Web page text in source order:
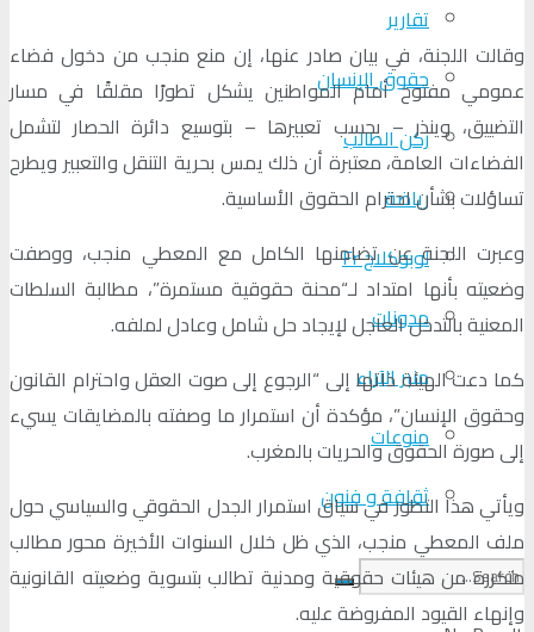
تقارير
حقوق الإنسان
ركن الطالب
رياضة
لوبوكلاج Fr
مدونات
منبر الآراء
منوعات
ثقافة و فنون
وقالت اللجنة، في بيان صادر عنها، إن منع منجب من دخول فضاء
عمومي مفتوح أمام المواطنين يشكل تطورًا مقلقًا في مسار
التضييق، وينذر – بحسب تعبيرها – بتوسيع دائرة الحصار لتشمل
الفضاءات العامة، معتبرة أن ذلك يمس بحرية التنقل والتعبير ويطرح
تساؤلات بشأن احترام الحقوق الأساسية.
وعبرت اللجنة عن تضامنها الكامل مع المعطي منجب، ووصفت
وضعيته بأنها امتداد لـ“محنة حقوقية مستمرة”، مطالبة السلطات
المعنية بالتدخل العاجل لإيجاد حل شامل وعادل لملفه.
كما دعت الهيئة ذاتها إلى “الرجوع إلى صوت العقل واحترام القانون
وحقوق الإنسان”، مؤكدة أن استمرار ما وصفته بالمضايقات يسيء
إلى صورة الحقوق والحريات بالمغرب.
ويأتي هذا التطور في سياق استمرار الجدل الحقوقي والسياسي حول
ملف المعطي منجب، الذي ظل خلال السنوات الأخيرة محور مطالب
متكررة من هيئات حقوقية ومدنية تطالب بتسوية وضعيته القانونية
وإنهاء القيود المفروضة عليه.